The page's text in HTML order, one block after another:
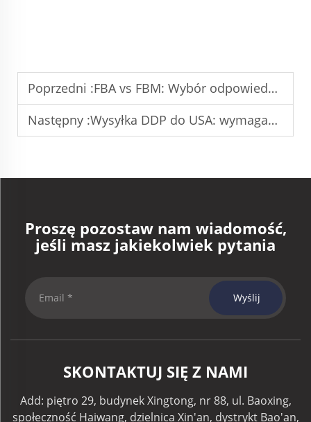
Poprzedni :FBA vs FBM: Wybór odpowiedniego modelu logistyki realizacji zamówień
Następny :Wysyłka DDP do USA: wymagania i przepisy
Proszę pozostaw nam wiadomość,
jeśli masz jakiekolwiek pytania
Wyślij
SKONTAKTUJ SIĘ Z NAMI
Add: piętro 29, budynek Xingtong, nr 88, ul. Baoxing,
społeczność Haiwang, dzielnica Xin'an, dystrykt Bao'an,